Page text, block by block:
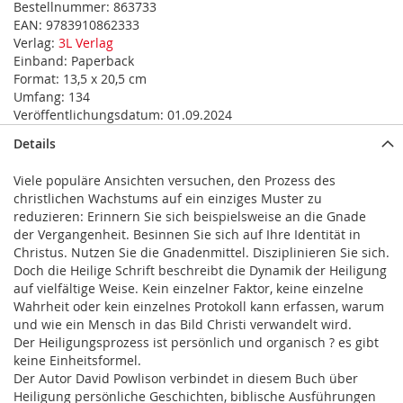
Bestellnummer: 863733
EAN: 9783910862333
Verlag: 3L Verlag
Einband: Paperback
Format: 13,5 x 20,5 cm
Umfang: 134
Veröffentlichungsdatum: 01.09.2024
Details
Viele populäre Ansichten versuchen, den Prozess des
christlichen Wachstums auf ein einziges Muster zu
reduzieren: Erinnern Sie sich beispielsweise an die Gnade
der Vergangenheit. Besinnen Sie sich auf Ihre Identität in
Christus. Nutzen Sie die Gnadenmittel. Disziplinieren Sie sich.
Doch die Heilige Schrift beschreibt die Dynamik der Heiligung
auf vielfältige Weise. Kein einzelner Faktor, keine einzelne
Wahrheit oder kein einzelnes Protokoll kann erfassen, warum
und wie ein Mensch in das Bild Christi verwandelt wird.
Der Heiligungsprozess ist persönlich und organisch ? es gibt
keine Einheitsformel.
Der Autor David Powlison verbindet in diesem Buch über
Heiligung persönliche Geschichten, biblische Ausführungen